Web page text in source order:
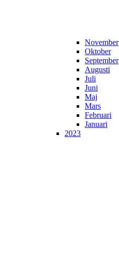
November
Oktober
September
Augusti
Juli
Juni
Maj
Mars
Februari
Januari
2023